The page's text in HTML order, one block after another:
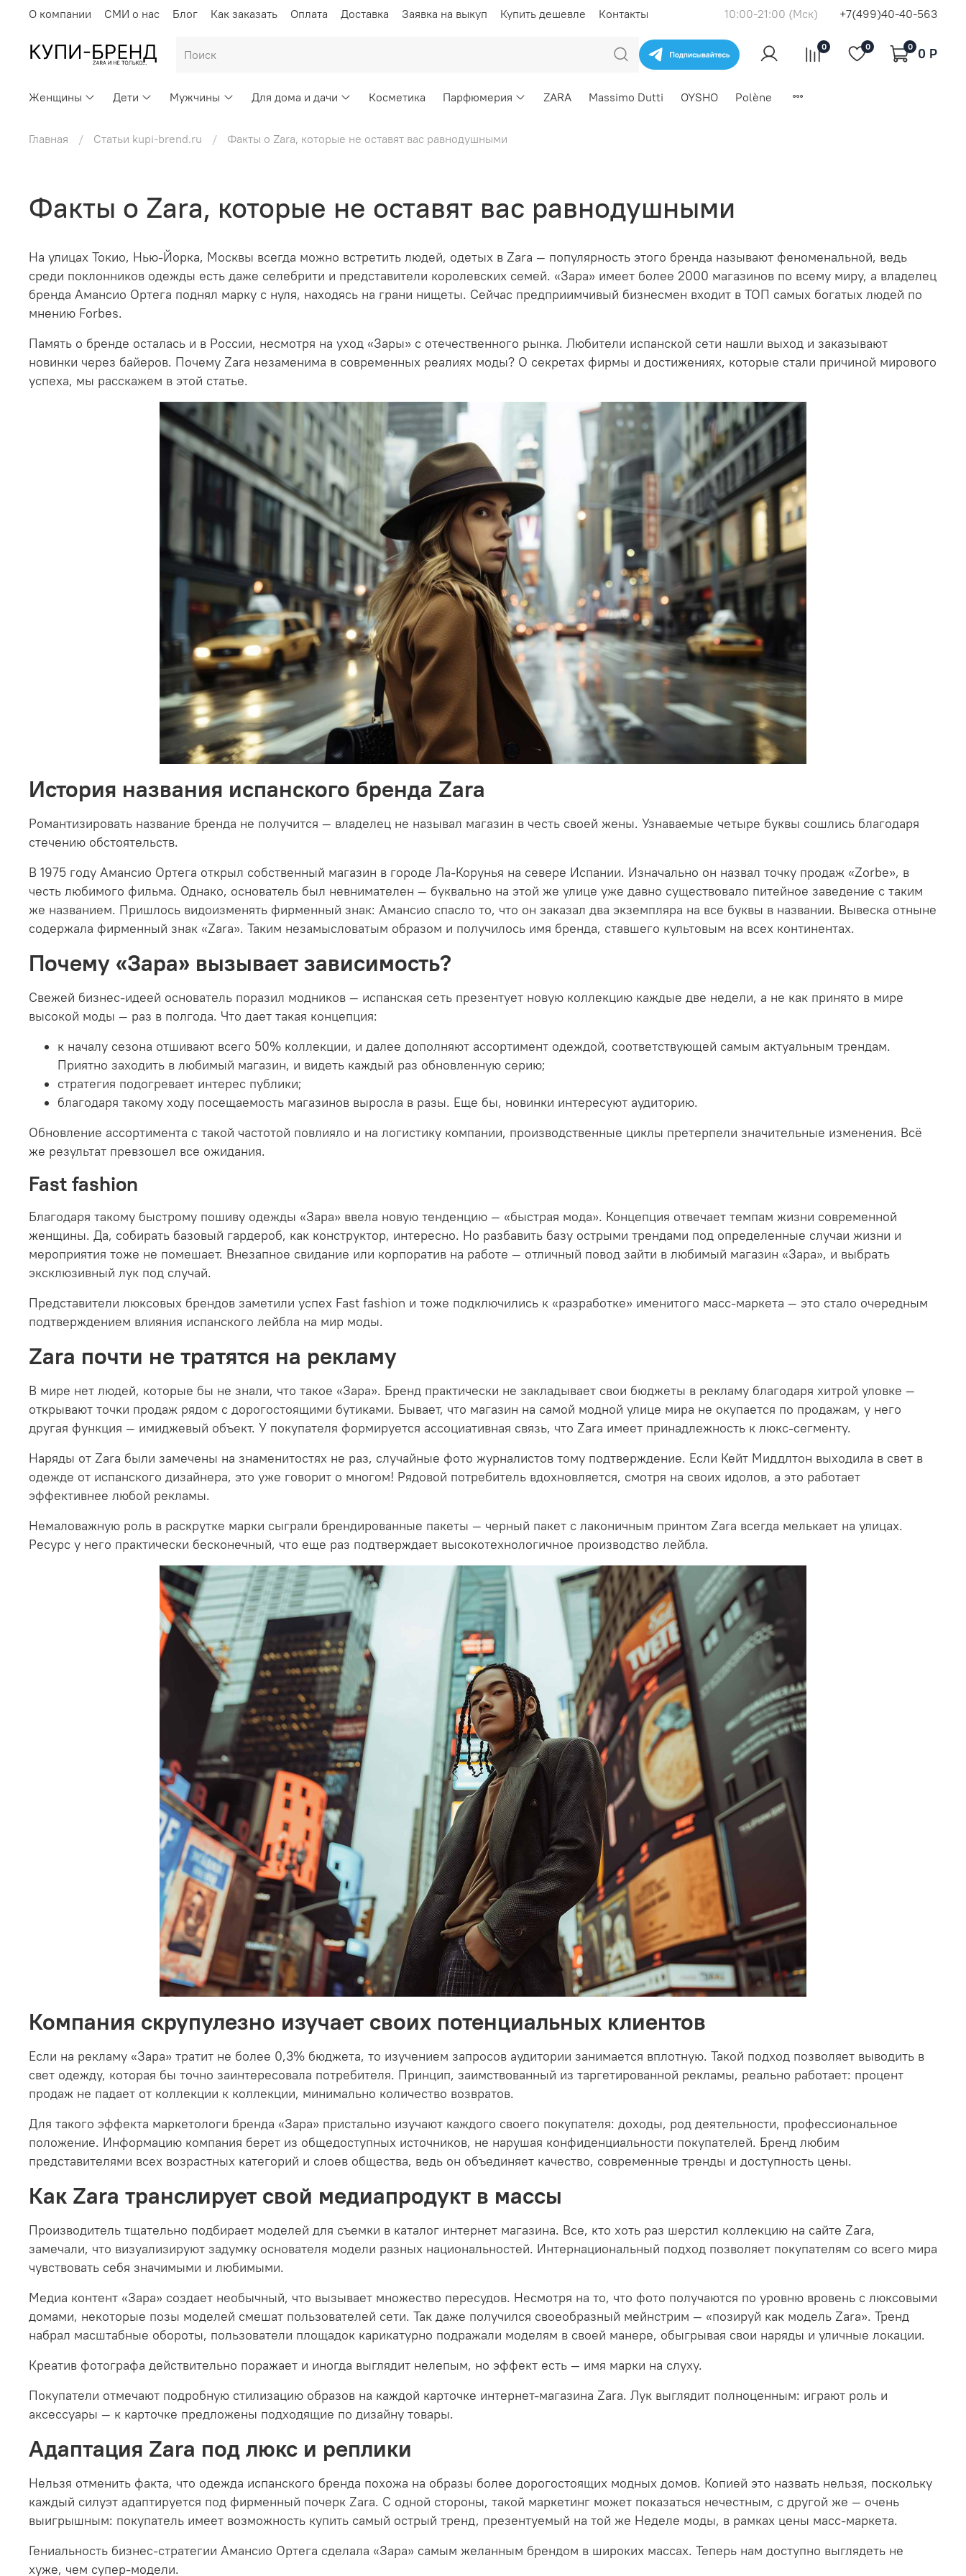
О компании СМИ о нас Блог Как заказать Оплата Доставка Заявка на выкуп Купить дешевле Контакты 10:00-21:00 (Мск) +7(499)40-40-563
0 0 0 0 P
Женщины Дети Мужчины Для дома и дачи Косметика Парфюмерия ZARA Massimo Dutti OYSHO Polène
Главная Статьи kupi-brend.ru Факты о Zara, которые не оставят вас равнодушными
Факты о Zara, которые не оставят вас равнодушными
На улицах Токио, Нью-Йорка, Москвы всегда можно встретить людей, одетых в Zara — популярность этого бренда называют феноменальной, ведь
среди поклонников одежды есть даже селебрити и представители королевских семей. «Зара» имеет более 2000 магазинов по всему миру, а владелец
бренда Амансио Ортега поднял марку с нуля, находясь на грани нищеты. Сейчас предприимчивый бизнесмен входит в ТОП самых богатых людей по
мнению Forbes.
Память о бренде осталась и в России, несмотря на уход «Зары» с отечественного рынка. Любители испанской сети нашли выход и заказывают
новинки через байеров. Почему Zara незаменима в современных реалиях моды? О секретах фирмы и достижениях, которые стали причиной мирового
успеха, мы расскажем в этой статье.
История названия испанского бренда Zara
Романтизировать название бренда не получится — владелец не называл магазин в честь своей жены. Узнаваемые четыре буквы сошлись благодаря
стечению обстоятельств.
В 1975 году Амансио Ортега открыл собственный магазин в городе Ла-Корунья на севере Испании. Изначально он назвал точку продаж «Zorbe», в
честь любимого фильма. Однако, основатель был невнимателен — буквально на этой же улице уже давно существовало питейное заведение с таким
же названием. Пришлось видоизменять фирменный знак: Амансио спасло то, что он заказал два экземпляра на все буквы в названии. Вывеска отныне
содержала фирменный знак «Zara». Таким незамысловатым образом и получилось имя бренда, ставшего культовым на всех континентах.
Почему «Зара» вызывает зависимость?
Свежей бизнес-идеей основатель поразил модников — испанская сеть презентует новую коллекцию каждые две недели, а не как принято в мире
высокой моды — раз в полгода. Что дает такая концепция:
к началу сезона отшивают всего 50% коллекции, и далее дополняют ассортимент одеждой, соответствующей самым актуальным трендам.
Приятно заходить в любимый магазин, и видеть каждый раз обновленную серию;
стратегия подогревает интерес публики;
благодаря такому ходу посещаемость магазинов выросла в разы. Еще бы, новинки интересуют аудиторию.
Обновление ассортимента с такой частотой повлияло и на логистику компании, производственные циклы претерпели значительные изменения. Всё
же результат превзошел все ожидания.
Fast fashion
Благодаря такому быстрому пошиву одежды «Зара» ввела новую тенденцию — «быстрая мода». Концепция отвечает темпам жизни современной
женщины. Да, собирать базовый гардероб, как конструктор, интересно. Но разбавить базу острыми трендами под определенные случаи жизни и
мероприятия тоже не помешает. Внезапное свидание или корпоратив на работе — отличный повод зайти в любимый магазин «Зара», и выбрать
эксклюзивный лук под случай.
Представители люксовых брендов заметили успех Fast fashion и тоже подключились к «разработке» именитого масс-маркета — это стало очередным
подтверждением влияния испанского лейбла на мир моды.
Zara почти не тратятся на рекламу
В мире нет людей, которые бы не знали, что такое «Зара». Бренд практически не закладывает свои бюджеты в рекламу благодаря хитрой уловке —
открывают точки продаж рядом с дорогостоящими бутиками. Бывает, что магазин на самой модной улице мира не окупается по продажам, у него
другая функция — имиджевый объект. У покупателя формируется ассоциативная связь, что Zara имеет принадлежность к люкс-сегменту.
Наряды от Zara были замечены на знаменитостях не раз, случайные фото журналистов тому подтверждение. Если Кейт Миддлтон выходила в свет в
одежде от испанского дизайнера, это уже говорит о многом! Рядовой потребитель вдохновляется, смотря на своих идолов, а это работает
эффективнее любой рекламы.
Немаловажную роль в раскрутке марки сыграли брендированные пакеты — черный пакет с лаконичным принтом Zara всегда мелькает на улицах.
Ресурс у него практически бесконечный, что еще раз подтверждает высокотехнологичное производство лейбла.
Компания скрупулезно изучает своих потенциальных клиентов
Если на рекламу «Зара» тратит не более 0,3% бюджета, то изучением запросов аудитории занимается вплотную. Такой подход позволяет выводить в
свет одежду, которая бы точно заинтересовала потребителя. Принцип, заимствованный из таргетированной рекламы, реально работает: процент
продаж не падает от коллекции к коллекции, минимально количество возвратов.
Для такого эффекта маркетологи бренда «Зара» пристально изучают каждого своего покупателя: доходы, род деятельности, профессиональное
положение. Информацию компания берет из общедоступных источников, не нарушая конфиденциальности покупателей. Бренд любим
представителями всех возрастных категорий и слоев общества, ведь он объединяет качество, современные тренды и доступность цены.
Как Zara транслирует свой медиапродукт в массы
Производитель тщательно подбирает моделей для съемки в каталог интернет магазина. Все, кто хоть раз шерстил коллекцию на сайте Zara,
замечали, что визуализируют задумку основателя модели разных национальностей. Интернациональный подход позволяет покупателям со всего мира
чувствовать себя значимыми и любимыми.
Медиа контент «Зара» создает необычный, что вызывает множество пересудов. Несмотря на то, что фото получаются по уровню вровень с люксовыми
домами, некоторые позы моделей смешат пользователей сети. Так даже получился своеобразный мейнстрим — «позируй как модель Zara». Тренд
набрал масштабные обороты, пользователи площадок карикатурно подражали моделям в своей манере, обыгрывая свои наряды и уличные локации.
Креатив фотографа действительно поражает и иногда выглядит нелепым, но эффект есть — имя марки на слуху.
Покупатели отмечают подробную стилизацию образов на каждой карточке интернет-магазина Zara. Лук выглядит полноценным: играют роль и
аксессуары — к карточке предложены подходящие по дизайну товары.
Адаптация Zara под люкс и реплики
Нельзя отменить факта, что одежда испанского бренда похожа на образы более дорогостоящих модных домов. Копией это назвать нельзя, поскольку
каждый силуэт адаптируется под фирменный почерк Zara. С одной стороны, такой маркетинг может показаться нечестным, с другой же — очень
выигрышным: покупатель имеет возможность купить самый острый тренд, презентуемый на той же Неделе моды, в рамках цены масс-маркета.
Гениальность бизнес-стратегии Амансио Ортега сделала «Зара» самым желанным брендом в широких массах. Теперь нам доступно выглядеть не
хуже, чем супер-модели.